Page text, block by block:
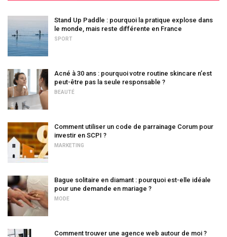
Stand Up Paddle : pourquoi la pratique explose dans
le monde, mais reste différente en France
SPORT
Acné à 30 ans : pourquoi votre routine skincare n’est
peut-être pas la seule responsable ?
BEAUTÉ
Comment utiliser un code de parrainage Corum pour
investir en SCPI ?
MARKETING
Bague solitaire en diamant : pourquoi est-elle idéale
pour une demande en mariage ?
MODE
Comment trouver une agence web autour de moi ?